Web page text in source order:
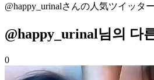
@happy_urinalさんの人気ツイッタ
@happy_urinal님의 다
0